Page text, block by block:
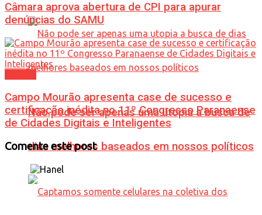
Não pode ser apenas uma utopia a busca de
dias melhores baseados em nossos políticos
Câmara aprova abertura de CPI para apurar
denúncias do SAMU
Campo Mourão apresenta case de sucesso e
certificação inédita no 11º Congresso Paranaense
de Cidades Digitais e Inteligentes
Comente este post